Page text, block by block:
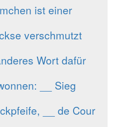
ist einer
verschmutzt
Wort dafür
__ Sieg
__ de Cour